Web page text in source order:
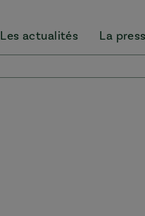
Les actualités La